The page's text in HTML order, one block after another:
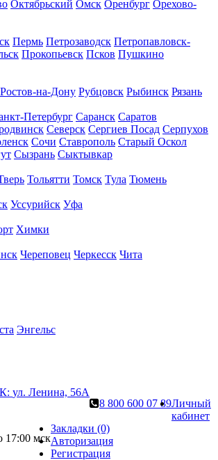
Октябрьский Омск Оренбург Орехово-
Пермь Петрозаводск Петропавловск-
Прокопьевск Псков Пушкино
Ростов-на-Дону Рубцовск Рыбинск Рязань
Петербург Саранск Саратов
Северск Сергиев Посад Серпухов
Сочи Ставрополь Старый Оскол
Сызрань Сыктывкар
Тольятти Томск Тула Тюмень
Уссурийск Уфа
Химки
Череповец Черкесск Чита
Энгельс
ул. Ленина, 56А
8 800 600 07 89
17:00 мск
Личный
кабинет
Закладки (0)
Авторизация
Регистрация